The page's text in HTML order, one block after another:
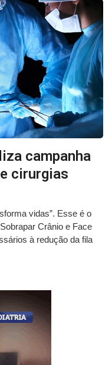
campanha
cirurgias
vidas”. Esse é o
Crânio e Face
à redução da fila